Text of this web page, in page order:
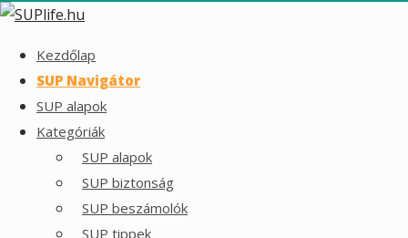
Kezdőlap
SUP Navigátor
SUP alapok
Kategóriák
SUP alapok
SUP biztonság
SUP beszámolók
SUP tippek